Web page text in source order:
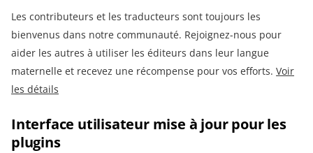
Les contributeurs et les traducteurs sont toujours les
bienvenus dans notre communauté. Rejoignez-nous pour
aider les autres à utiliser les éditeurs dans leur langue
maternelle et recevez une récompense pour vos efforts. Voir
les détails
Interface utilisateur mise à jour pour les
plugins